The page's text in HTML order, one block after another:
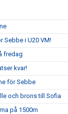
Sebbe i U20 VM!
fredag
kvar!
för Sebbe
och brons till Sofia
på 1500m